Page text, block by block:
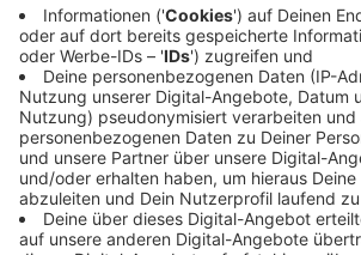
einen zerstochenen Reifen und
(Dumont-Medien). Ein Uber-Sprecher
Zeitung, ein Uber-Fahrer sei mit
worden. Dem widerspricht Aleksandar
Taxi-Ruf Köln: Es sei "unlogisch", so
man ein Fahrzeug fahruntauglich
wegen des Ersatzreifens mindestens
zerstören, es seien aber nur einzelne
aufgeschlitzt worden. Er zweifelt